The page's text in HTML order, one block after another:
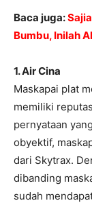
Baca juga:
Bumbu, Inilah
1. Air Cina
Maskapai plat
memiliki
pernyataan
obyektif,
dari Skytrax.
dibanding
sudah